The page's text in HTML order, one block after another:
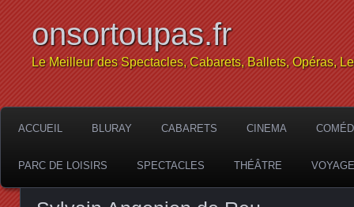
onsortoupas.fr
Le Meilleur des Spectacles, Cabarets, Ballets, Opéras,
ACCUEIL BLURAY CABARETS CINEMA
PARC DE LOISIRS SPECTACLES THÉÂTRE